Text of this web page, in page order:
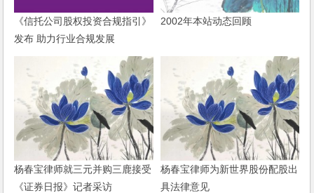
《信托公司股权投资合规指引》
发布 助力行业合规发展
2002年本站动态回顾
杨春宝律师就三元并购三鹿接受
《证券日报》记者采访
杨春宝律师为新世界股份配股出
具法律意见